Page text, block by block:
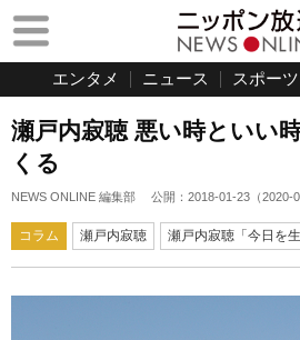
エンタメ ニュース スポーツ
瀬戸内寂聴 悪い時といい
くる
NEWS ONLINE 編集部 公開： 2018-01-23 （2020-
コラム 瀬戸内寂聴 瀬戸内寂聴「今日を